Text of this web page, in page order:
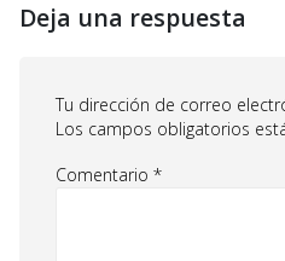
Deja una respuesta
Tu dirección de correo
Los campos obligatorios
Comentario *